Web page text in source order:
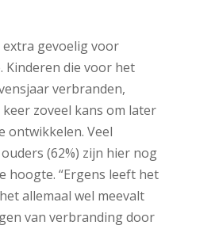
extra gevoelig voor
Kinderen die voor het
verbranden,
zoveel kans om later
ontwikkelen. Veel
(62%) zijn hier nog
hoogte. “Ergens leeft het
allemaal wel meevalt
van verbranding door